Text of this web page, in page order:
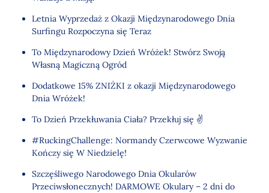
Letnia Wyprzedaż z Okazji Międzynarodowego Dnia
Surfingu Rozpoczyna się Teraz
To Międzynarodowy Dzień Wróżek! Stwórz Swoją
Własną Magiczną Ogród
Dodatkowe 15% ZNIŻKI z okazji Międzynarodowego
Dnia Wróżek!
To Dzień Przekłuwania Ciała? Przekłuj się ✌
#RuckingChallenge: Normandy Czerwcowe Wyzwanie
Kończy się W Niedzielę!
Szczęśliwego Narodowego Dnia Okularów
Przeciwsłonecznych! DARMOWE Okulary – 2 dni do